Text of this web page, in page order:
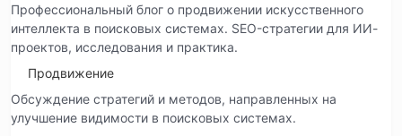
Профессиональный блог о продвижении искусственного
интеллекта в поисковых системах. SEO-стратегии для ИИ-
проектов, исследования и практика.
Продвижение
Обсуждение стратегий и методов, направленных на
улучшение видимости в поисковых системах.